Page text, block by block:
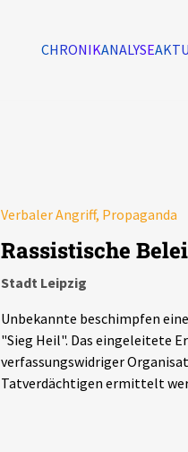
CHRONIKANALYSE
Verbaler Angriff, Propaganda
Rassistische
Stadt Leipzig
Unbekannte beschimpfen
"Sieg Heil". Das eingeleitete
verfassungswidriger
Tatverdächtigen ermittelt